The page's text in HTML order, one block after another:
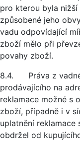
pro kterou byla
způsobené jeho
vadu odpovídající
zboží mělo při
povahy zboží.
8.4. Práva z
prodávajícího na
reklamace možné s
zboží, případně i v
uplatnění
obdržel od